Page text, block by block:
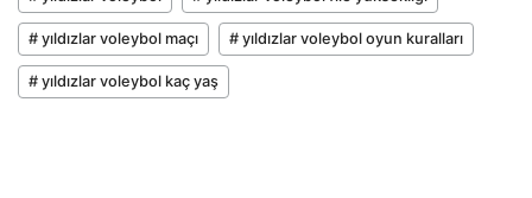
# yıldızlar voleybol maçı # yıldızlar voleybol oyun kuralları
# yıldızlar voleybol kaç yaş